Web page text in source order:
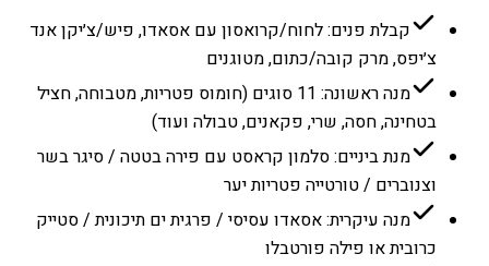
קבלת פנים: לחוח/קרואסון עם אסאדו, פיש/צ׳יקן אנד
צ׳יפס, מרק קובה/כתום, מטוגנים
מנה ראשונה: 11 סוגים (חומוס פטריות, מטבוחה, חציל
בטחינה, חסה, שרי, פקאנים, טבולה ועוד)
מנת ביניים: סלמון קראסט עם פירה בטטה / סיגר בשר
וצנוברים / טורטייה פטריות יער
מנה עיקרית: אסאדו עסיסי / פרגית ים תיכונית / סטייק
כרובית או פילה פורטבלו